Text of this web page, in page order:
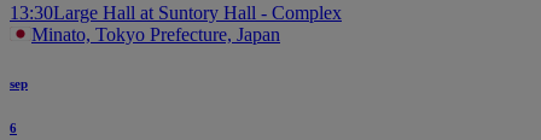
13:30Large Hall at Suntory Hall - Complex
Minato, Tokyo Prefecture, Japan
sep
6